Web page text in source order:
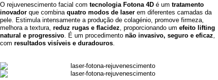
O rejuvenescimento facial com tecnologia Fotona 4D é um tratamento
inovador que combina quatro modos de laser em diferentes camadas da
pele. Estimula intensamente a produção de colagénio, promove firmeza,
melhora a textura, reduz rugas e flacidez , proporcionando um efeito lifting
natural e progressivo . É um procedimento não invasivo, seguro e eficaz
com resultados visíveis e duradouros